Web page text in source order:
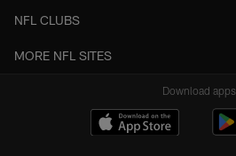
NFL CLUBS
MORE NFL SITES
Download apps